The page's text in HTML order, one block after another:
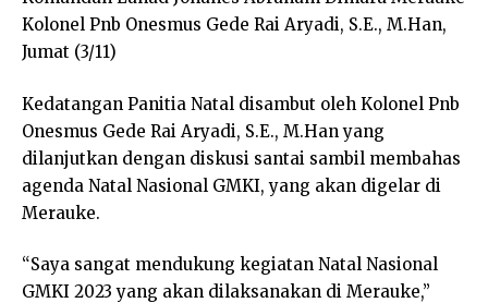
Kolonel Pnb Onesmus Gede Rai Aryadi, S.E., M.Han,
Jumat (3/11)
Kedatangan Panitia Natal disambut oleh Kolonel Pnb
Onesmus Gede Rai Aryadi, S.E., M.Han yang
dilanjutkan dengan diskusi santai sambil membahas
agenda Natal Nasional GMKI, yang akan digelar di
Merauke.
“Saya sangat mendukung kegiatan Natal Nasional
GMKI 2023 yang akan dilaksanakan di Merauke,”